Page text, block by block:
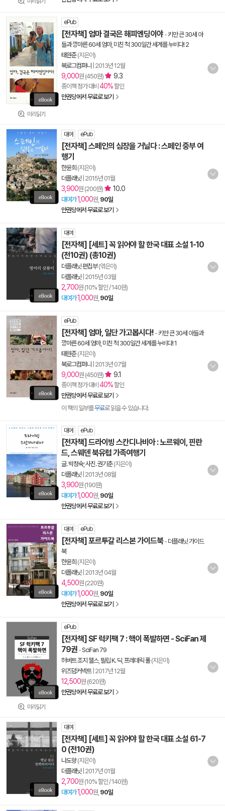
미리읽기
ePub
[전자책] 엄마 결국은 해피엔딩이야 -키만 큰 30세 아
들과 깡마른 60세 엄마, 미친 척 300일간 세계를 누비다! 2
태원준(지은이)
북로그컴퍼니
2013년 12월
9,000원 (450원) 9.3
종이책 정가 대비 40%할인
만권당에서 무료로 보기
대여 ePub
[전자책] 스페인의 심장을 거닐다 : 스페인 중부 여
행기
한윤희 (지은이)
더플래닛 2015년 01월
3,900원 (200원) 10.0
대여가1,000원, 90일
만권당에서 무료로 보기
대여
[전자책] [세트] 꼭 읽어야 할 한국 대표 소설 1-10
(전10권) (총10권)
더플래닛 편집부(엮은이)
더플래닛 2015년 03월
2,700원 (10% 할인 / 140원)
대여가1,000원, 90일
ePub
[전자책] 엄마, 일단 가고봅시다! -키만 큰 30세 아들과
깡마른 60세 엄마, 미친 척 300일간 세계를 누비다! 1
태원준(지은이)
북로그컴퍼니
2013년 07월
9,000원 (450원) 9.1
종이책 정가 대비 40%할인
만권당에서 무료로 보기
이 책의 일부를무료로 읽을 수 있습니다.
대여 ePub
[전자책] 드라이빙 스칸디나비아 : 노르웨이, 핀란
드, 스웨덴 북유럽 가족여행기
글. 박정숙; 사진. 권기춘(지은이)
더플래닛 2013년 08월
3,900원 (190원)
대여가1,000원, 90일
만권당에서 무료로 보기
대여 ePub
[전자책] 포르투갈 리스본 가이드북- 더플래닛 가이드
북
한윤희 (지은이)
더플래닛 2013년 04월
4,500원 (220원)
대여가1,000원, 90일
만권당에서 무료로 보기
미리읽기
ePub
[전자책] SF 럭키팩 7 : 핵이 폭발하면 - SciFan 제
79권 -SciFan 79
허버트 조지 웰스, 필립 K. 딕 프레데릭 폴(지은이)
위즈덤커넥트| 2017년 12월
12,500원 (620원)
만권당에서 무료로 보기
대여
[전자책] [세트] 꼭 읽어야 할 한국 대표 소설 61-7
0 (전10권)
나도향(지은이)
더플래닛 2017년 01월
2,700원 (10% 할인 / 140원)
대여가1,000원, 90일